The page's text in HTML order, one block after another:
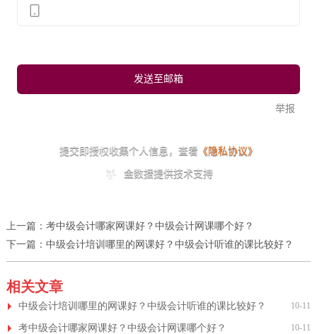
上一篇： 考中级会计哪家网课好？中级会计网课哪个好？
下一篇： 中级会计培训哪里的网课好？中级会计听谁的课比较好？
相关文章
中级会计培训哪里的网课好？中级会计听谁的课比较好？ 10-11
考中级会计哪家网课好？中级会计网课哪个好？ 10-11